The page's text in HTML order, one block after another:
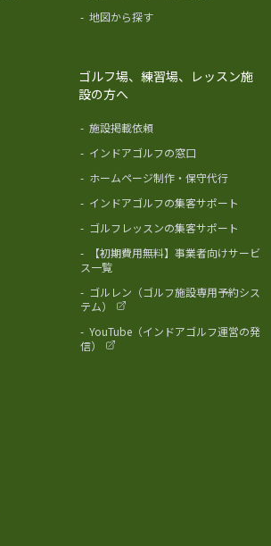
- 地図から探す
ゴルフ場、練習場、レッスン施
設の方へ
- 施設掲載依頼
- インドアゴルフの窓口
- ホームページ制作・保守代行
- インドアゴルフの集客サポート
- ゴルフレッスンの集客サポート
-
【初期費用無料】事業者向けサービ
ス一覧
- ゴルレン（ゴルフ施設専用予約シス
テム）
- YouTube（インドアゴルフ運営の発
信）